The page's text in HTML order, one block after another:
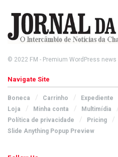
© 2022 FM - Premium WordPress
Navigate Site
Boneca Carrinho Expediente
Loja
Minha conta Multimídia
Política de privacidade
Pricing
Slide Anything Popup Preview